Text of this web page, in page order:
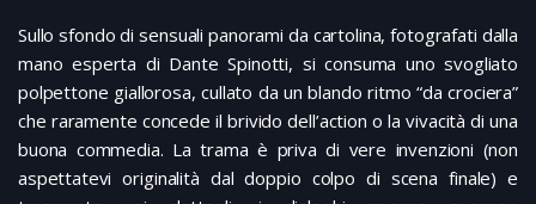
Sullo sfondo di sensuali panorami da cartolina, fotografati dalla
mano esperta di Dante Spinotti, si consuma uno svogliato
polpettone giallorosa, cullato da un blando ritmo “da crociera”
che raramente concede il brivido dell’action o la vivacità di una
buona commedia. La trama è priva di vere invenzioni (non
aspettatevi originalità dal doppio colpo di scena finale) e